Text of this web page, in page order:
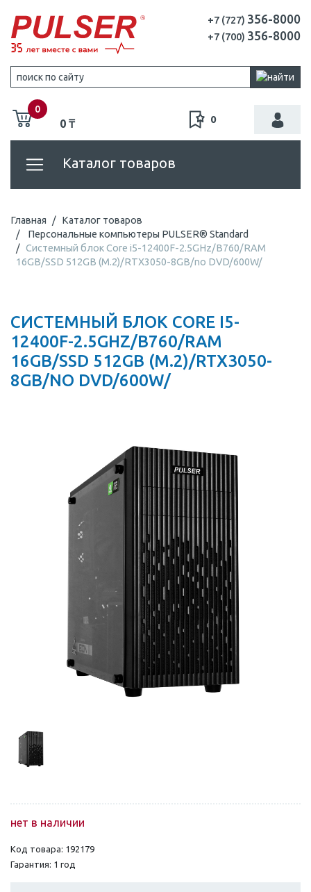
+7 (727) 356-8000
+7 (700) 356-8000
0
0 ₸ 0
Каталог товаров
Главная
Каталог товаров
Персональные компьютеры PULSER® Standard
Системный блок Core i5-12400F-2.5GHz/B760/RAM
16GB/SSD 512GB (M.2)/RTX3050-8GB/no DVD/600W/
СИСТЕМНЫЙ БЛОК CORE I5-
12400F-2.5GHZ/B760/RAM
16GB/SSD 512GB (M.2)/RTX3050-
8GB/NO DVD/600W/
нет в наличии
Код товара: 192179
Гарантия: 1 год